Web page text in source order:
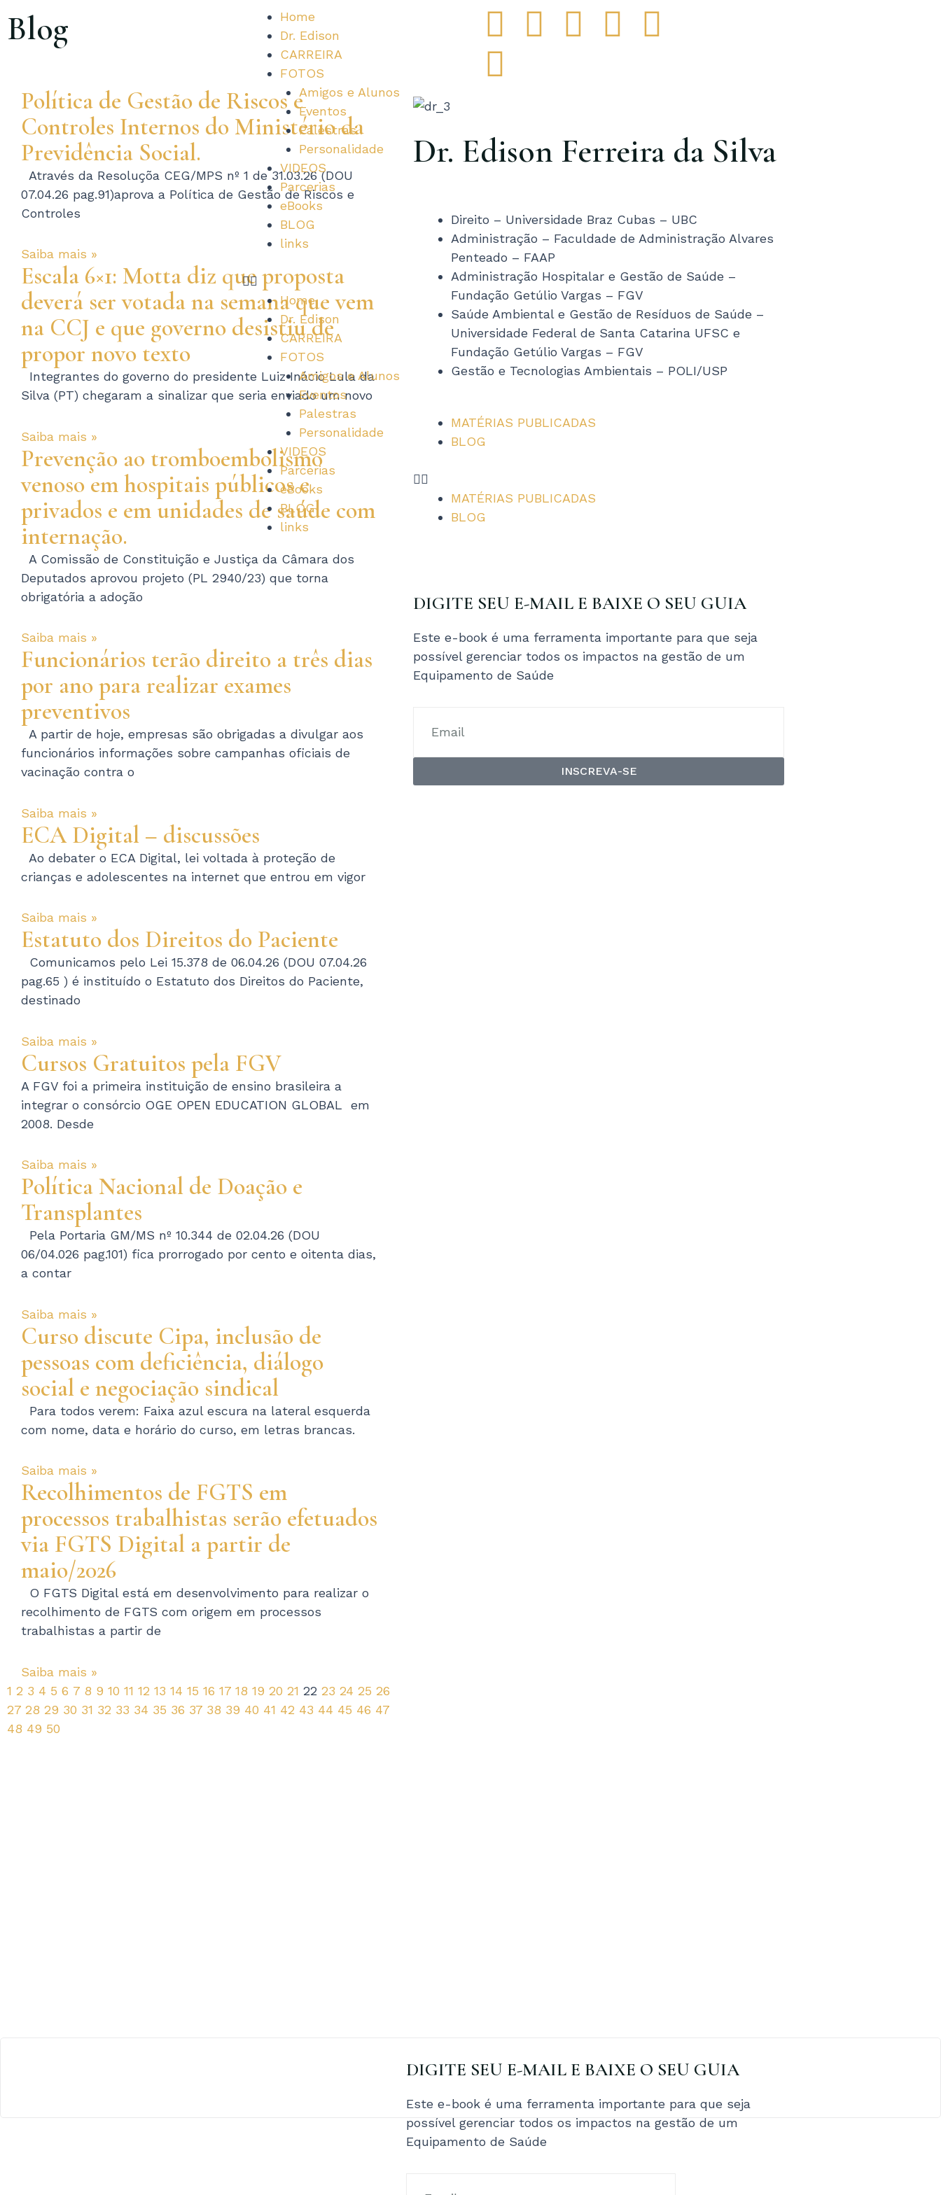
para
Home
Dr. Edison
CARREIRA
FOTOS
Amigos e Alunos
Eventos
Palestras
Personalidade
VIDEOS
Parcerias
eBooks
BLOG
links
Home
Dr. Edison
CARREIRA
FOTOS
Amigos e Alunos
Eventos
Palestras
Personalidade
VIDEOS
Parcerias
eBooks
BLOG
links
F
a
e
b
o
k
I
a
r
a
m
T
t
r
Y
u
e
L
e
i
n
G
o
g
l
-
p
l
u
s
Blog
Política de Gestão de Riscos e
Controles Internos do Ministério da
Previdência Social.
Através da Resoluçõa CEG/MPS nº 1 de 31.03.26 (DOU
07.04.26 pag.91)aprova a Política de Gestão de Riscos e
Controles
Saiba mais »
Escala 6×1: Motta diz que proposta
deverá ser votada na semana que vem
na CCJ e que governo desistiu de
propor novo texto
Integrantes do governo do presidente Luiz Inácio Lula da
Silva (PT) chegaram a sinalizar que seria enviado um novo
Saiba mais »
Prevenção ao tromboembolismo
venoso em hospitais públicos e
privados e em unidades de saúde com
internação.
A Comissão de Constituição e Justiça da Câmara dos
Deputados aprovou projeto (PL 2940/23) que torna
obrigatória a adoção
Saiba mais »
Funcionários terão direito a três dias
por ano para realizar exames
preventivos
A partir de hoje, empresas são obrigadas a divulgar aos
funcionários informações sobre campanhas oficiais de
vacinação contra o
Saiba mais »
ECA Digital – discussões
Ao debater o ECA Digital, lei voltada à proteção de
crianças e adolescentes na internet que entrou em vigor
Saiba mais »
Estatuto dos Direitos do Paciente
Comunicamos pelo Lei 15.378 de 06.04.26 (DOU 07.04.26
pag.65 ) é instituído o Estatuto dos Direitos do Paciente,
destinado
Saiba mais »
Cursos Gratuitos pela FGV
A FGV foi a primeira instituição de ensino brasileira a
integrar o consórcio OGE OPEN EDUCATION GLOBAL em
2008. Desde
Saiba mais »
Política Nacional de Doação e
Transplantes
Pela Portaria GM/MS nº 10.344 de 02.04.26 (DOU
06/04.026 pag.101) fica prorrogado por cento e oitenta dias,
a contar
Saiba mais »
Curso discute Cipa, inclusão de
pessoas com deficiência, diálogo
social e negociação sindical
Para todos verem: Faixa azul escura na lateral esquerda
com nome, data e horário do curso, em letras brancas.
Saiba mais »
Recolhimentos de FGTS em
processos trabalhistas serão efetuados
via FGTS Digital a partir de
maio/2026
O FGTS Digital está em desenvolvimento para realizar o
recolhimento de FGTS com origem em processos
trabalhistas a partir de
Saiba mais »
Página
1
Página
2
Página
3
Página
4
Página
5
Página
6
Página
7
Página
8
Página
9
Página
10
Página
11
Página
12
Página
13
Página
14
Página
15
Página
16
Página
17
Página
18
Página
19
Página
20
Página
21
Página
22
Página
23
Página
24
Página
25
Página
26
Página
27
Página
28
Página
29
Página
30
Página
31
Página
32
Página
33
Página
34
Página
35
Página
36
Página
37
Página
38
Página
39
Página
40
Página
41
Página
42
Página
43
Página
44
Página
45
Página
46
Página
47
Página
48
Página
49
Página
50
Dr. Edison Ferreira da Silva
Direito – Universidade Braz Cubas – UBC
Administração – Faculdade de Administração Alvares
Penteado – FAAP
Administração Hospitalar e Gestão de Saúde –
Fundação Getúlio Vargas – FGV
Saúde Ambiental e Gestão de Resíduos de Saúde –
Universidade Federal de Santa Catarina UFSC e
Fundação Getúlio Vargas – FGV
Gestão e Tecnologias Ambientais – POLI/USP
MATÉRIAS PUBLICADAS
BLOG
MATÉRIAS PUBLICADAS
BLOG
DIGITE SEU E-MAIL E BAIXE O SEU GUIA
Este e-book é uma ferramenta importante para que seja
possível gerenciar todos os impactos na gestão de um
Equipamento de Saúde
INSCREVA-SE
DIGITE SEU E-MAIL E BAIXE O SEU GUIA
Este e-book é uma ferramenta importante para que seja
possível gerenciar todos os impactos na gestão de um
Equipamento de Saúde